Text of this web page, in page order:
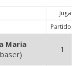
Partidos
Maria
1